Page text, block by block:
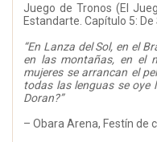
Juego de Tronos (El
Estandarte. Capítulo 5:
“En Lanza del Sol, en el
en las montañas, en el
mujeres se arrancan el
todas las lenguas se oye
Doran?”
– Obara Arena, Festín de